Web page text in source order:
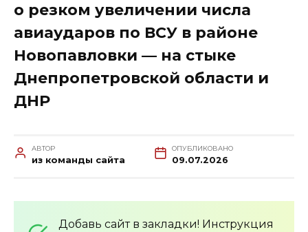
о резком увеличении числа
авиаударов по ВСУ в районе
Новопавловки — на стыке
Днепропетровской области и
ДНР
АВТОР
из команды сайта
ОПУБЛИКОВАНО
09.07.2026
Добавь сайт в закладки! Инструкция